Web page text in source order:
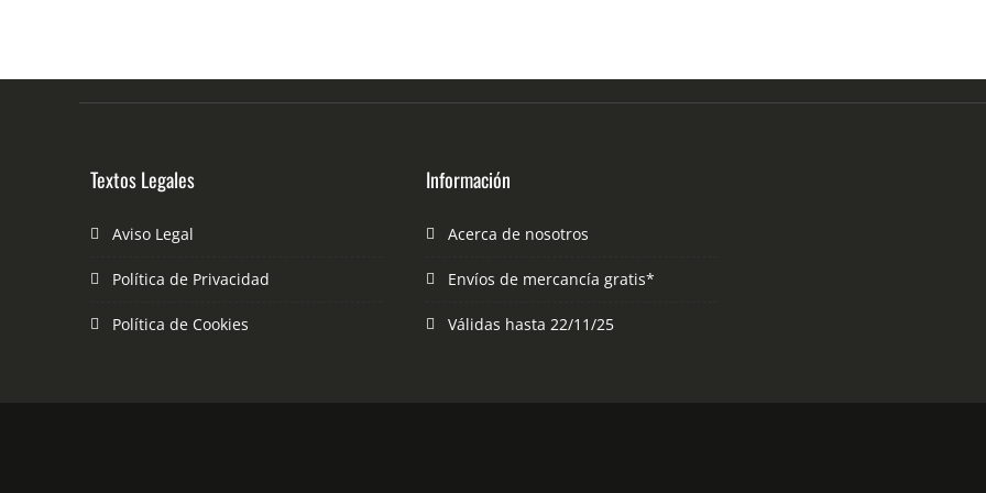
Textos Legales
Aviso Legal
Política de Privacidad
Política de Cookies
Información
Acerca de nosotros
Envíos de mercancía gratis*
Válidas hasta 22/11/25